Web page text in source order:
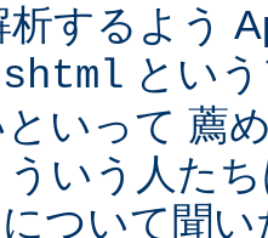
析するよう
とい
いって 薦
ういう人た
について聞